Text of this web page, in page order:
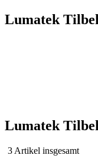
Lumatek
Lumatek
3 Artikel insgesamtNach